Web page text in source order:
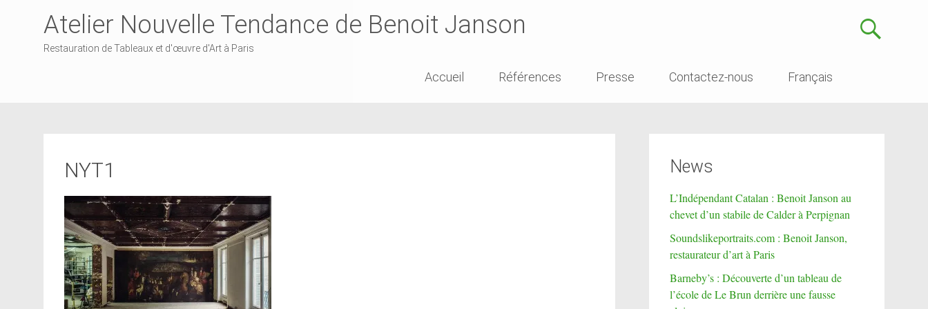
Atelier Nouvelle Tendance de Benoit Janson
Restauration de Tableaux et d'œuvre d'Art à Paris
to
Accueil Références Presse Contactez-nous Français
NYT1 News
L’Indépendant Catalan : Benoit Janson au
chevet d’un stabile de Calder à Perpignan
Soundslikeportraits.com : Benoit Janson,
restaurateur d’art à Paris
Barneby’s : Découverte d’un tableau de
l’école de Le Brun derrière une fausse